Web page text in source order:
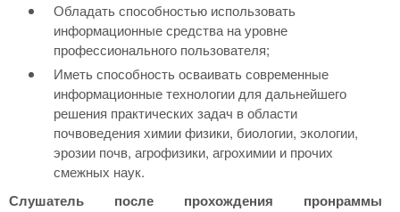
Обладать способностью использовать
информационные средства на уровне
профессионального пользователя;
Иметь способность осваивать современные
информационные технологии для дальнейшего
решения практических задач в области
почвоведения химии физики, биологии, экологии,
эрозии почв, агрофизики, агрохимии и прочих
смежных наук.
Слушатель после прохождения пронраммы